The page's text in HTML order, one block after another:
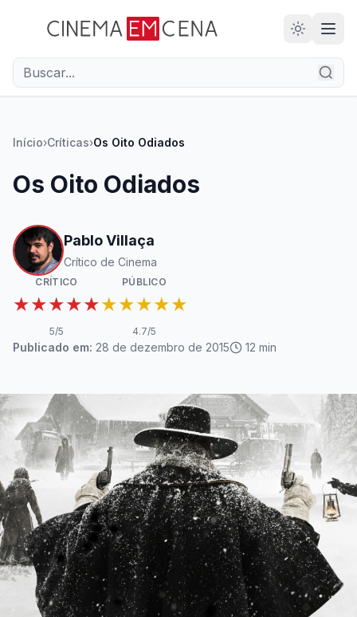
28
ANOS
Início›Críticas›Os Oito Odiados
Os Oito Odiados
Pablo Villaça
Crítico de Cinema
CRÍTICO
★★★★★
5/5
PÚBLICO
★★★★★
4.7/5
Publicado em: 28 de dezembro de 2015 12 min